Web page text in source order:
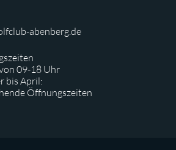
abenberg.de
09-18 Uhr
bis April:
Öffnungszeiten